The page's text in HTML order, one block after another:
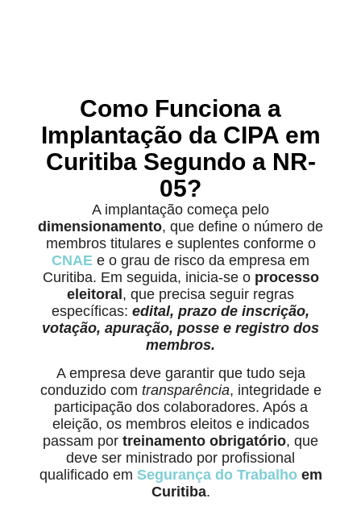
Como Funciona a
Implantação da CIPA em
Curitiba Segundo a NR-
05?
A implantação começa pelo
dimensionamento, que define o número de
membros titulares e suplentes conforme o
CNAE e o grau de risco da empresa em
Curitiba. Em seguida, inicia-se o processo
eleitoral , que precisa seguir regras
específicas: edital, prazo de inscrição,
votação, apuração, posse e registro dos
membros.
A empresa deve garantir que tudo seja
conduzido com transparência, integridade e
participação dos colaboradores. Após a
eleição, os membros eleitos e indicados
passam por treinamento obrigatório, que
deve ser ministrado por profissional
qualificado em Segurança do Trabalhoem
Curitiba.